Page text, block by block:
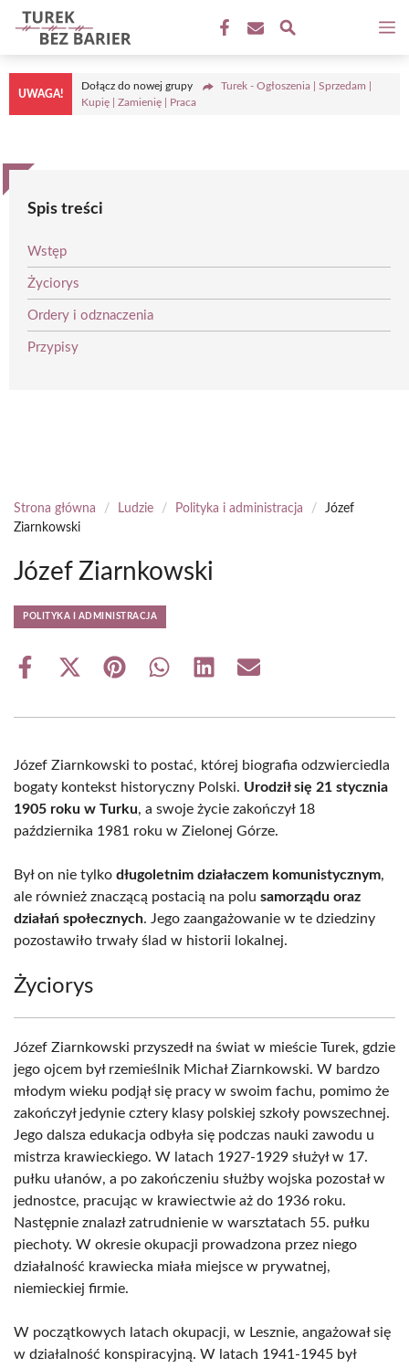
Przejdź
do
treści
UWAGA!
Dołącz do nowej grupy
Turek - Ogłoszenia | Sprzedam |
Kupię | Zamienię | Praca
Spis treści
Wstęp
Życiorys
Ordery i odznaczenia
Przypisy
Strona główna / Ludzie / Polityka i administracja /
Józef
Ziarnkowski
Józef Ziarnkowski
POLITYKA I ADMINISTRACJA
Share
Share
(Twitter)
Share Share Share Share
Józef Ziarnkowski to postać, której biografia odzwierciedla
bogaty kontekst historyczny Polski. Urodził się 21 stycznia
1905 roku w Turku, a swoje życie zakończył 18
października 1981 roku w Zielonej Górze.
Był on nie tylko długoletnim działaczem komunistycznym,
ale również znaczącą postacią na polu samorządu oraz
działań społecznych. Jego zaangażowanie w te dziedziny
pozostawiło trwały ślad w historii lokalnej.
Życiorys
Józef Ziarnkowski przyszedł na świat w mieście Turek, gdzie
jego ojcem był rzemieślnik Michał Ziarnkowski. W bardzo
młodym wieku podjął się pracy w swoim fachu, pomimo że
zakończył jedynie cztery klasy polskiej szkoły powszechnej.
Jego dalsza edukacja odbyła się podczas nauki zawodu u
mistrza krawieckiego. W latach 1927-1929 służył w 17.
pułku ułanów, a po zakończeniu służby wojska pozostał w
jednostce, pracując w krawiectwie aż do 1936 roku.
Następnie znalazł zatrudnienie w warsztatach 55. pułku
piechoty. W okresie okupacji prowadzona przez niego
działalność krawiecka miała miejsce w prywatnej,
niemieckiej firmie.
W początkowych latach okupacji, w Lesznie, angażował się
w działalność konspiracyjną. W latach 1941-1945 był